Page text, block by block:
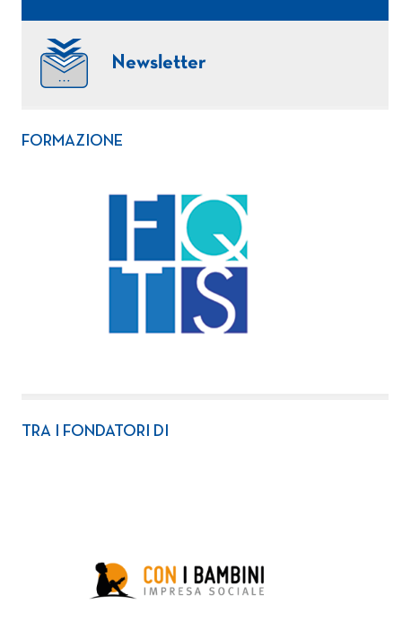
Newsletter
FORMAZIONE
TRA I FONDATORI DI